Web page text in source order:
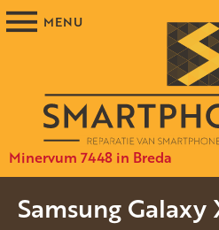
Minervum 7448 in Breda
Samsung